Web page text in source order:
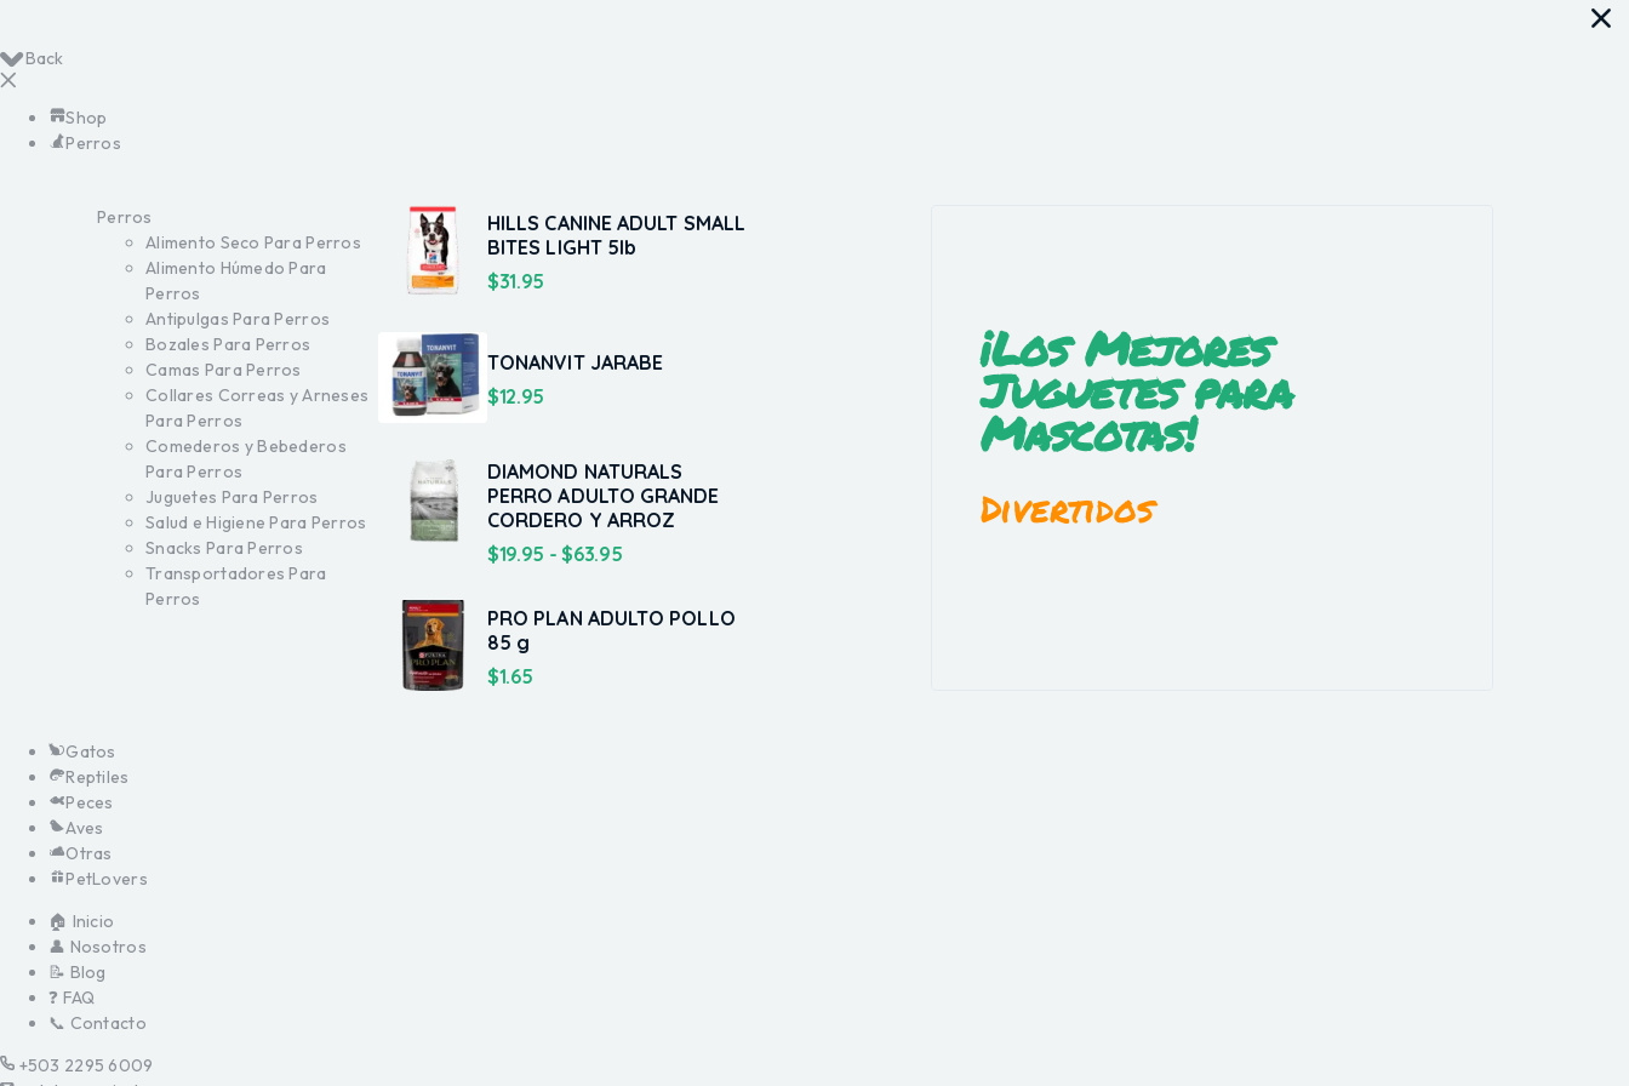
Back
Shop
Perros
Perros
Alimento Seco Para Perros
Alimento Húmedo Para
Perros
Antipulgas Para Perros
Bozales Para Perros
Camas Para Perros
Collares Correas y Arneses
Para Perros
Comederos y Bebederos
Para Perros
Juguetes Para Perros
Salud e Higiene Para Perros
Snacks Para Perros
Transportadores Para
Perros
HILLS CANINE ADULT SMALL
BITES LIGHT 5lb
$31.95
TONANVIT JARABE
$12.95
DIAMOND NATURALS
PERRO ADULTO GRANDE
CORDERO Y ARROZ
$19.95 - $63.95
PRO PLAN ADULTO POLLO
85 g
$1.65
¡Los Mejores
Juguetes para
Mascotas!
Divertidos
Gatos
Reptiles
Peces
Aves
Otras
PetLovers
🏠 Inicio
👤 Nosotros
📝 Blog
❓ FAQ
📞 Contacto
+503 2295 6009